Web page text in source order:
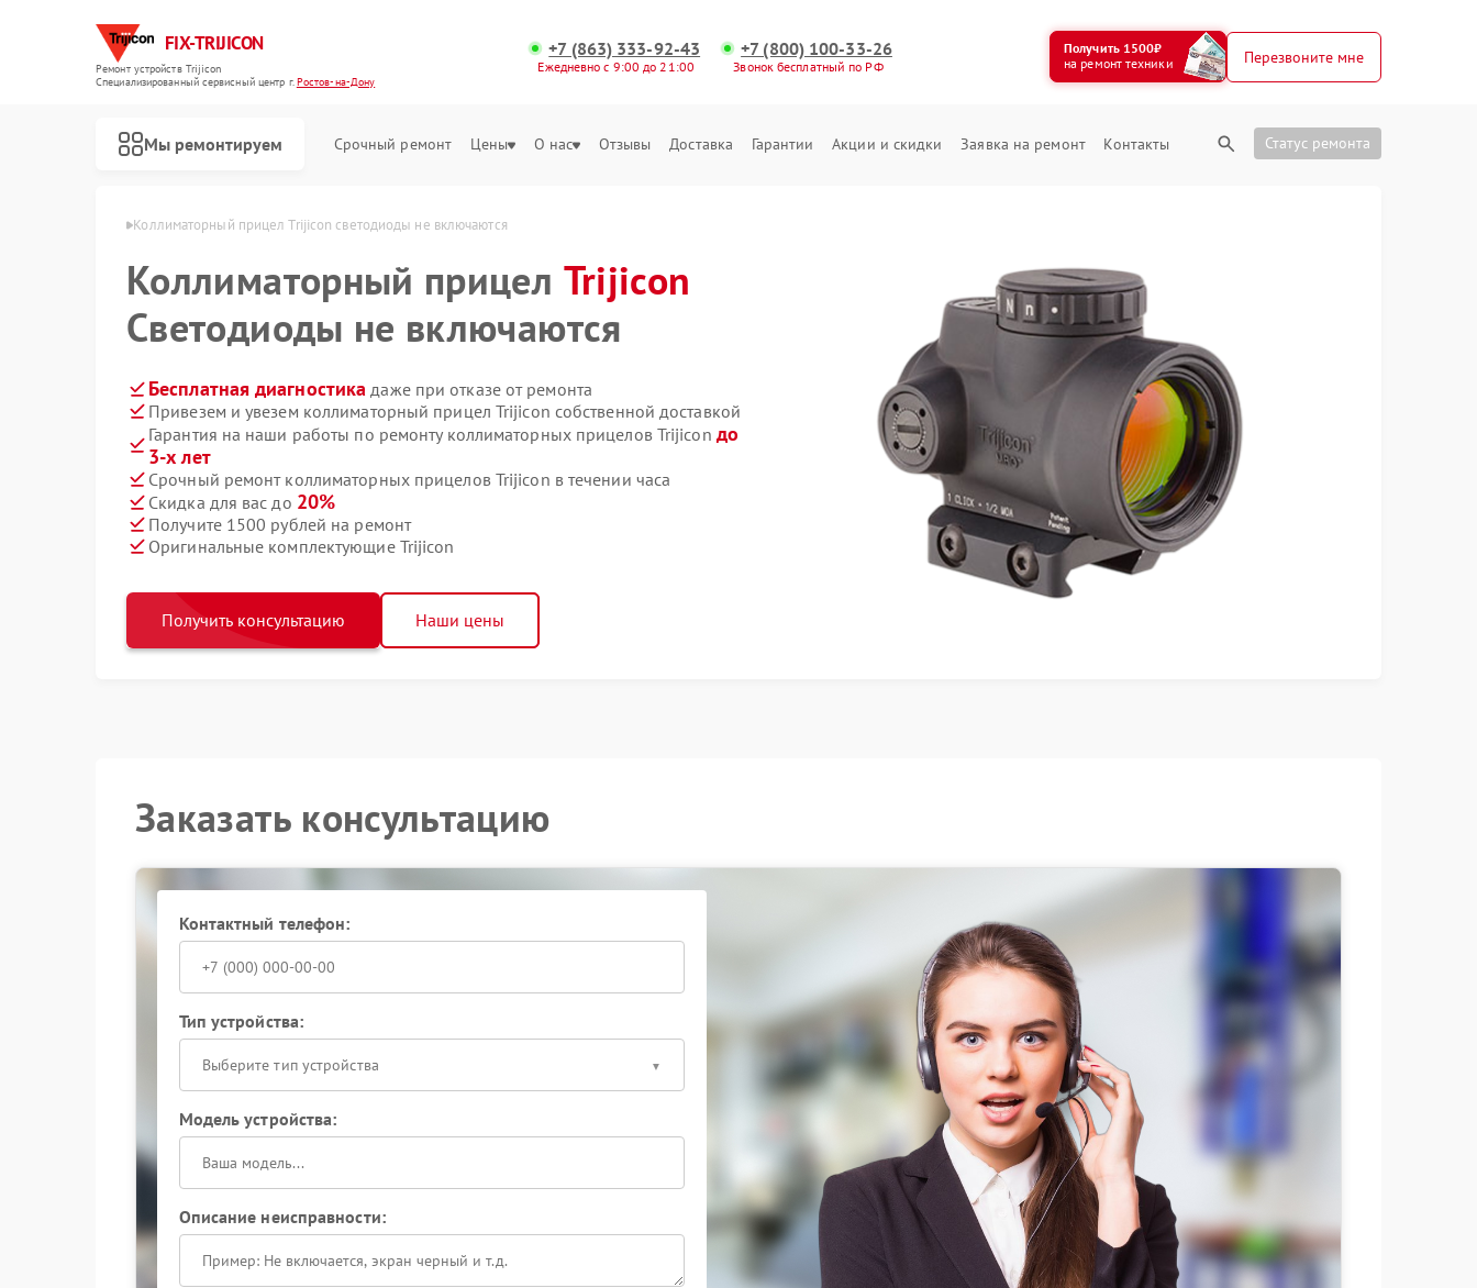
FIX-TRIJICON
Ремонт устройств Trijicon
Специализированный cервисный центр г.Ростов-на-Дону
+7 (863) 333-92-43
Ежедневно с 9:00 до 21:00
+7 (800) 100-33-26
Звонок бесплатный по РФ
Получить 1500₽
на ремонт техники
Перезвоните мне
Мы ремонтируем Срочный ремонт Цены О нас Отзывы Доставка Гарантии Акции и скидки Заявка на ремонт Контакты Статус ремонта
в Ростове-на-Дону Коллиматорный прицел Trijicon светодиоды не включаются
Коллиматорный прицел Trijicon
Светодиоды не включаются
Бесплатная диагностика даже при отказе от ремонта
Привезем и увезем коллиматорный прицел Trijicon собственной доставкой
Гарантия на наши работы по ремонту коллиматорных прицелов Trijicon до
3-х лет
Срочный ремонт коллиматорных прицелов Trijicon в течении часа
Скидка для вас до 20%
Получите 1500 рублей на ремонт
Оригинальные комплектующие Trijicon
Получить консультацию Наши цены
Заказать консультацию
Контактный телефон:
Тип устройства:
Выберите тип устройства
Модель устройства:
Описание неисправности: